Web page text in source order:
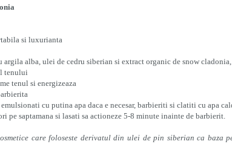
si luxurianta
argila alba, ulei de cedru siberian si extract organic de snow
tenului
tenul si energizeaza
cu putina apa daca e necesar, barbieriti si clatiti cu apa
pe saptamana si lasati sa actioneze 5-8 minute inainte de barbierit.
care foloseste derivatul din ulei de pin siberian ca baza